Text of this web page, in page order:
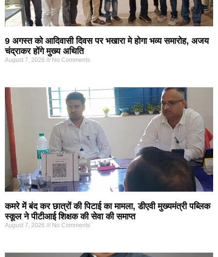
9 अगस्त को आदिवासी दिवस पर भखारा मे होगा भव्य समारोह, अजय
चंद्राकर होंगे मुख्य अथिति
August 7, 2026 No Comments
कमरे में बंद कर छात्रों की पिटाई का मामला, डीएवी मुख्यमंत्री पब्लिक
स्कूल ने पीटीआई शिक्षक की सेवा की समाप्त
August 7, 2026 No Comments